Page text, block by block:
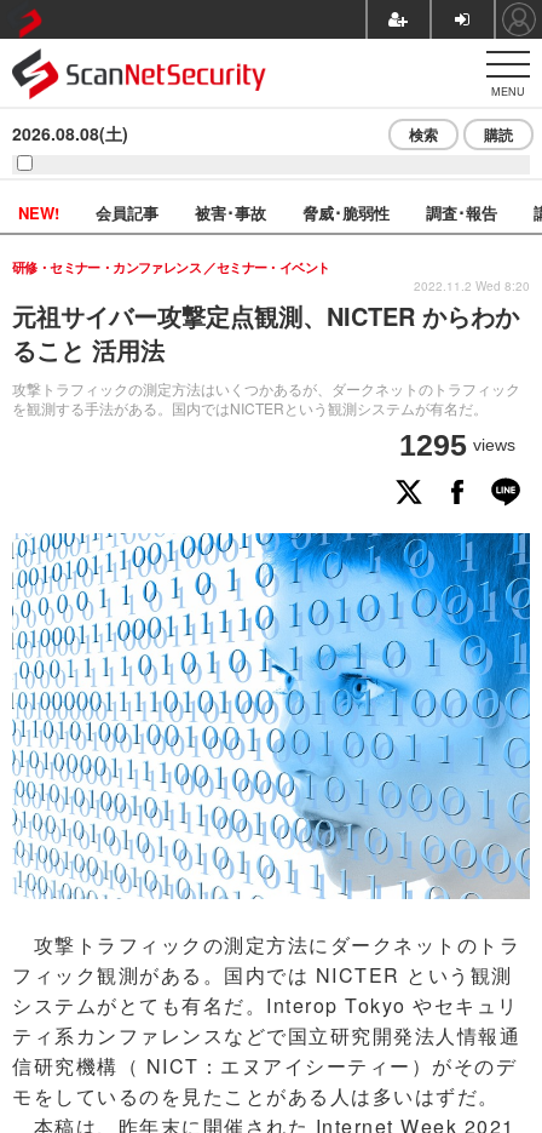
MENU
2026.08.08(土) 検索 購読
NEW! 会員記事 被害･事故 脅威･脆弱性 調査･報告
元祖サイバー攻撃定点観測、NICTER からわか
ること 活用法
攻撃トラフィックの測定方法はいくつかあるが、ダークネットのトラフィック
を観測する手法がある。国内ではNICTERという観測システムが有名だ。
研修・セミナー・カンファレンス セミナー・イベント
1295 views
2022.11.2 Wed 8:20
攻撃トラフィックの測定方法にダークネットのトラ
フィック観測がある。国内では NICTER という観測
システムがとても有名だ。Interop Tokyo やセキュリ
ティ系カンファレンスなどで国立研究開発法人情報通
信研究機構（ NICT：エヌアイシーティー）がそのデ
モをしているのを見たことがある人は多いはずだ。
本稿は、昨年末に開催された Internet Week 2021